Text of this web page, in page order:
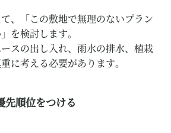
、「この敷地で無理のないプラン
を検討します。
スの出し入れ、雨水の排水、植栽
に考える必要があります。
先順位をつける